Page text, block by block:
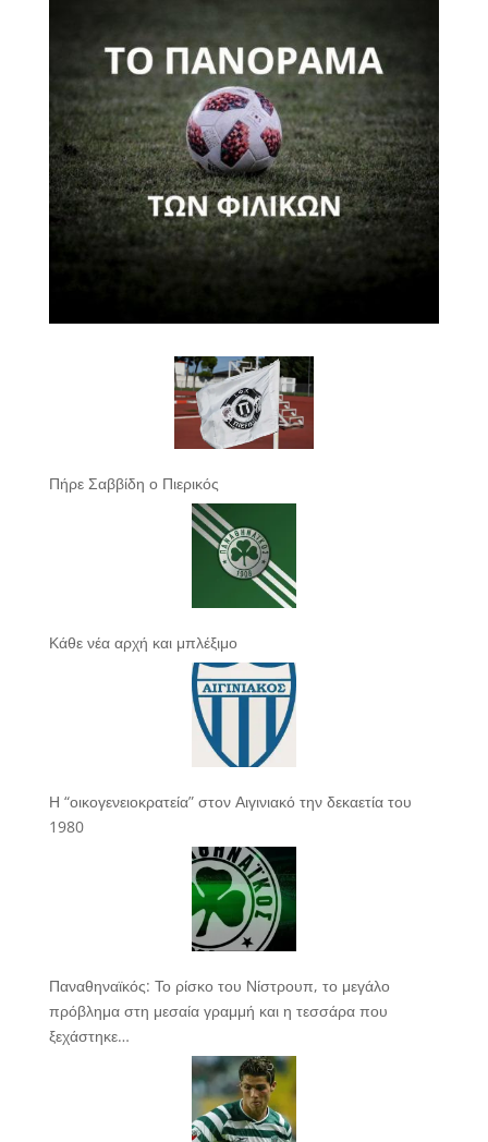
Πήρε Σαββίδη ο Πιερικός
Κάθε νέα αρχή και μπλέξιμο
Η “οικογενειοκρατεία” στον Αιγινιακό την δεκαετία του
1980
Παναθηναϊκός: Το ρίσκο του Νίστρουπ, το μεγάλο
πρόβλημα στη μεσαία γραμμή και η τεσσάρα που
ξεχάστηκε…